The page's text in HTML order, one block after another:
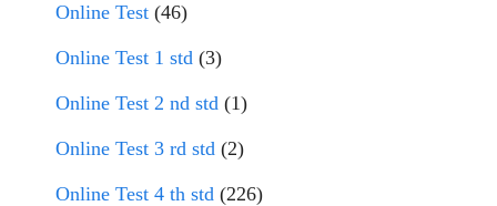
Online Test (46)
Online Test 1 std (3)
Online Test 2 nd std (1)
Online Test 3 rd std (2)
Online Test 4 th std (226)